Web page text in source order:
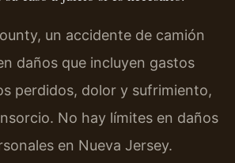
un accidente de camión
daños que incluyen gastos
perdidos, dolor y sufrimiento,
No hay límites en daños
en Nueva Jersey.